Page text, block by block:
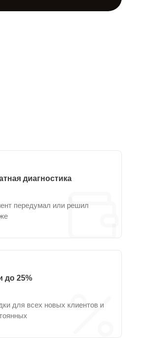
диагностика
передумал или решил
до 25%
для всех новых клиентов и